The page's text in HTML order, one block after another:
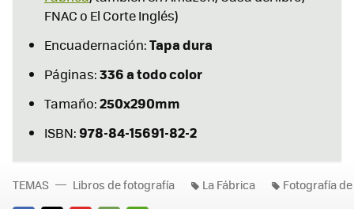
FNAC o El Corte Inglés)
Encuadernación:Tapa dura
Páginas:336 a todo color
Tamaño:250x290mm
ISBN: 978-84-15691-82-2
TEMAS Libros de fotografía La Fábrica Fotografía